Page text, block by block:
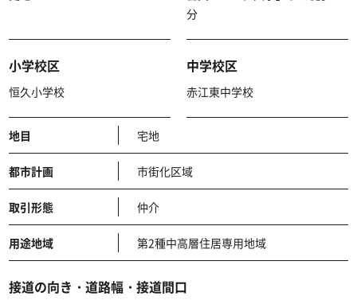
分
小学校区
恒久小学校
中学校区
赤江東中学校
地目 宅地
都市計画 市街化区域
取引形態 仲介
用途地域 第2種中高層住居専用地域
接道の向き・道路幅・接道間口